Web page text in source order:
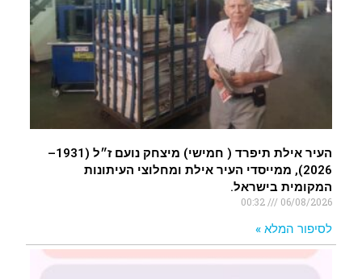
העיר אילת תיפרד ( חמישי) מיצחק נועם ז״ל (1931–
2026), ממייסדי העיר אילת ומחלוצי העיתונות
המקומית בישראל.
06/08/2026
00:32
לסיפור המלא »